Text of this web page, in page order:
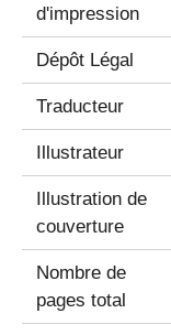
d'impression
Dépôt Légal
Traducteur
Illustrateur
Illustration de
couverture
Nombre de
pages total